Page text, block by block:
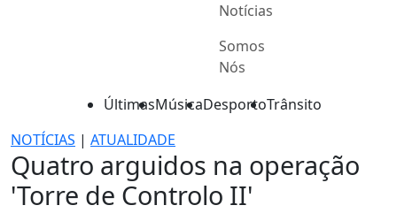
Notícias
Somos
Nós
ÚltimasMúsicaDesportoTrânsito
NOTÍCIAS | ATUALIDADE
Quatro arguidos na operação
'Torre de Controlo II'